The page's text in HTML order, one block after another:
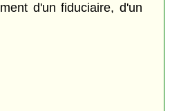
d'un fiduciaire, d'un